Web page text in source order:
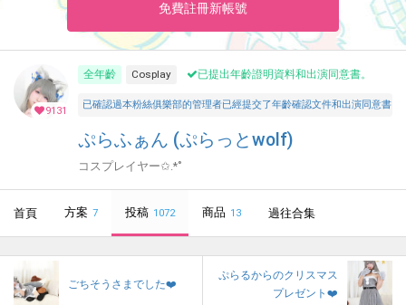
免費註冊新帳號
9131
全年齡 Cosplay 已提出年齡證明資料和出演同意書。
已確認過本粉絲俱樂部的管理者已經提交了年齡確認文件和出演同意
ぷらふぁん (ぷらっとwolf)
コスプレイヤー✩.*˚
首頁 方案 7 投稿 1072 商品 13 過往合集
ごちそうさまでした❤️
ぷらるからのクリスマス
プレゼント❤️